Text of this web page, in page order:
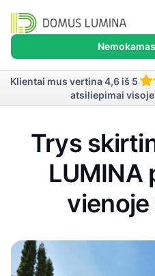
Klientai mus vertina 4,6 iš 5
atsiliepimai
Trys
LUMINA